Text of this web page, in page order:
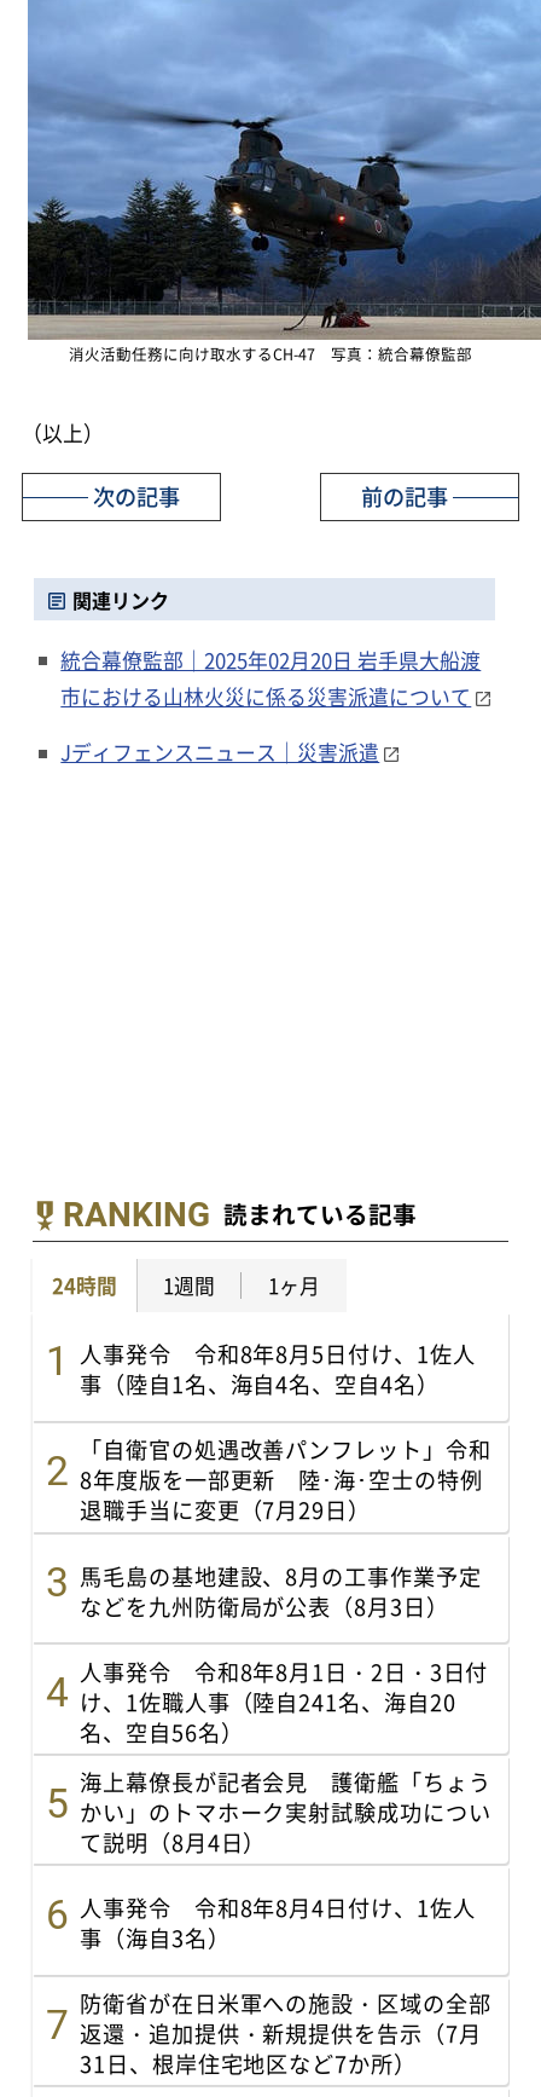
消火活動任務に向け取水するCH-47 写真：統合幕僚監部
（以上）
前の記事
次の記事
関連リンク
統合幕僚監部｜2025年02月20日 岩手県大船渡
市における山林火災に係る災害派遣について
Jディフェンスニュース｜災害派遣
RANKING 読まれている記事
24時間 1週間 1ヶ月
人事発令 令和8年8月5日付け、1佐人
事（陸自1名、海自4名、空自4名）
「自衛官の処遇改善パンフレット」令和
8年度版を一部更新 陸･海･空士の特例
退職手当に変更（7月29日）
馬毛島の基地建設、8月の工事作業予定
などを九州防衛局が公表（8月3日）
人事発令 令和8年8月1日・2日・3日付
け、1佐職人事（陸自241名、海自20
名、空自56名）
海上幕僚長が記者会見 護衛艦「ちょう
かい」のトマホーク実射試験成功につい
て説明（8月4日）
人事発令 令和8年8月4日付け、1佐人
事（海自3名）
防衛省が在日米軍への施設・区域の全部
返還・追加提供・新規提供を告示（7月
31日、根岸住宅地区など7か所）